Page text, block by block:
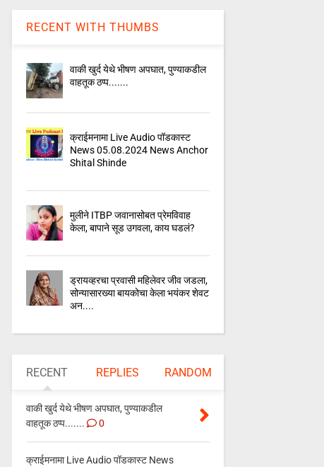
RECENT WITH THUMBS
वाकी खुर्द येथे भीषण अपघात, पुण्याकडील
वाहतूक ठप्प.......
क्राईमनामा Live Audio पॉडकास्ट
News 05.08.2024 News Anchor
Shital Shinde
मुलीने ITBP जवानासोबत प्रेमविवाह
केला, बापाने सूड उगवला, काय घडलं?
ड्रायव्हरचा प्रवासी महिलेवर जीव जडला,
सोन्यासारख्या बायकोचा केला भयंकर शेवट
अन....
RECENT REPLIES RANDOM
वाकी खुर्द येथे भीषण अपघात, पुण्याकडील
वाहतूक ठप्प.......
0
क्राईमनामा Live Audio पॉडकास्ट News